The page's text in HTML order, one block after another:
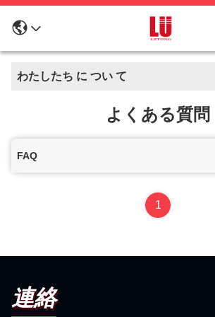
わたしたち に つい て
よくある質問
FAQ
1
連絡